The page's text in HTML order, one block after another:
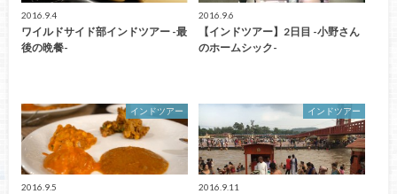
2016.9.4
ワイルドサイド部インドツアー -最
後の晩餐-
2016.9.6
【インドツアー】2日目 -小野さん
のホームシック-
インドツアー
2016.9.5
インドツアー
2016.9.11